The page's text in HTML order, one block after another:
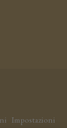
Impostazioni